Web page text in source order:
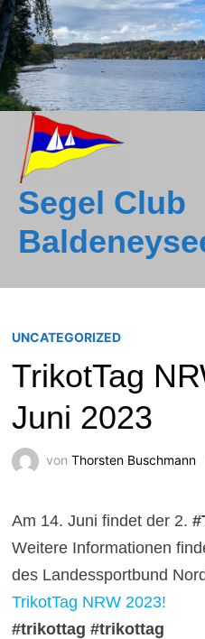
Zum
Inhalt
springen
Segel Club
UNCATEGORIZED
TrikotTag
Juni 2023
vonThorsten Buschmann
Am 14. Juni findet der 2.
Weitere Informationen
des Landessportbund
TrikotTag NRW 2023!
#trikottag #trikottag